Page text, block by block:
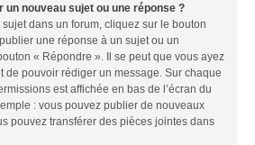
un nouveau sujet ou une réponse ?
dans un forum, cliquez sur le bouton
une réponse à un sujet ou un
« Répondre ». Il se peut que vous ayez
de pouvoir rédiger un message. Sur chaque
est affichée en bas de l’écran du
: vous pouvez publier de nouveaux
pouvez transférer des pièces jointes dans